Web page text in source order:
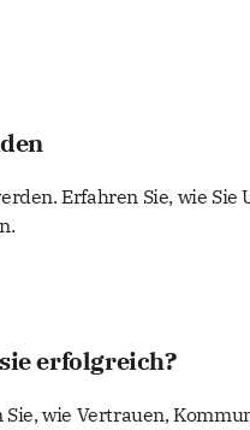
Erfahren Sie, wie Sie
erfolgreich?
wie Vertrauen,